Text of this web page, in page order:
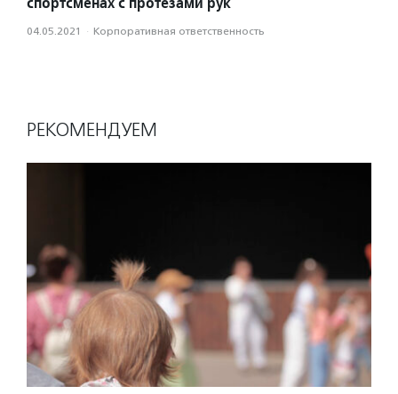
04.05.2021 · Корпоративная ответственность
РЕКОМЕНДУЕМ